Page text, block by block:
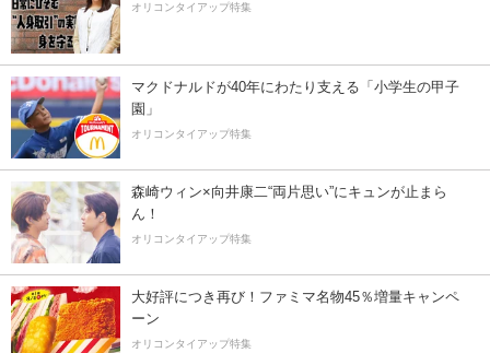
オリコンタイアップ特集
マクドナルドが40年にわたり支える「小学生の甲子
園」
オリコンタイアップ特集
森崎ウィン×向井康二“両片思い”にキュンが止まら
ん！
オリコンタイアップ特集
大好評につき再び！ファミマ名物45％増量キャンペ
ーン
オリコンタイアップ特集